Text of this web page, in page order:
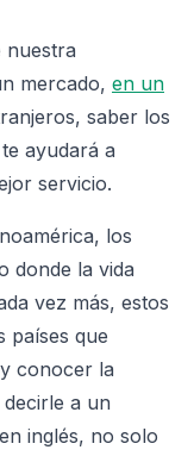
nuestra
mercado, en un
saber los
ayudará a
servicio.
los
donde la vida
vez más, estos
países que
conocer la
a un
inglés, no solo